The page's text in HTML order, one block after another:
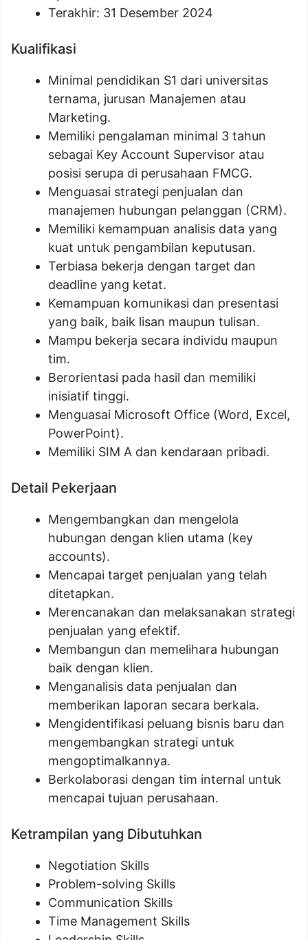
Terakhir: 31 Desember 2024
Kualifikasi
Minimal pendidikan S1 dari universitas
ternama, jurusan Manajemen atau
Marketing.
Memiliki pengalaman minimal 3 tahun
sebagai Key Account Supervisor atau
posisi serupa di perusahaan FMCG.
Menguasai strategi penjualan dan
manajemen hubungan pelanggan (CRM).
Memiliki kemampuan analisis data yang
kuat untuk pengambilan keputusan.
Terbiasa bekerja dengan target dan
deadline yang ketat.
Kemampuan komunikasi dan presentasi
yang baik, baik lisan maupun tulisan.
Mampu bekerja secara individu maupun
tim.
Berorientasi pada hasil dan memiliki
inisiatif tinggi.
Menguasai Microsoft Office (Word, Excel,
PowerPoint).
Memiliki SIM A dan kendaraan pribadi.
Detail Pekerjaan
Mengembangkan dan mengelola
hubungan dengan klien utama (key
accounts).
Mencapai target penjualan yang telah
ditetapkan.
Merencanakan dan melaksanakan strategi
penjualan yang efektif.
Membangun dan memelihara hubungan
baik dengan klien.
Menganalisis data penjualan dan
memberikan laporan secara berkala.
Mengidentifikasi peluang bisnis baru dan
mengembangkan strategi untuk
mengoptimalkannya.
Berkolaborasi dengan tim internal untuk
mencapai tujuan perusahaan.
Ketrampilan yang Dibutuhkan
Negotiation Skills
Problem-solving Skills
Communication Skills
Time Management Skills